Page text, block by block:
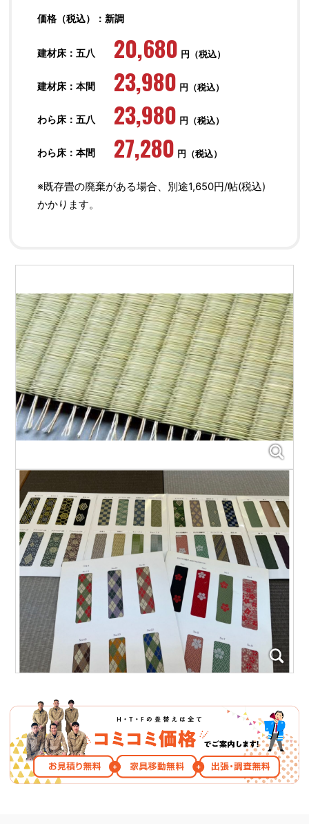
価格（税込）：新調
建材床：五八 20,680 円（税込）
建材床：本間 23,980 円（税込）
わら床：五八 23,980 円（税込）
わら床：本間 27,280 円（税込）
※既存畳の廃棄がある場合、別途1,650円/帖(税込)
かかります。